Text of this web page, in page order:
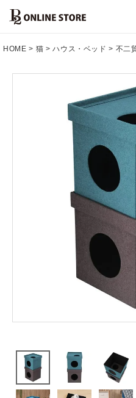
HOME 猫 ハウス・ベッド 不二